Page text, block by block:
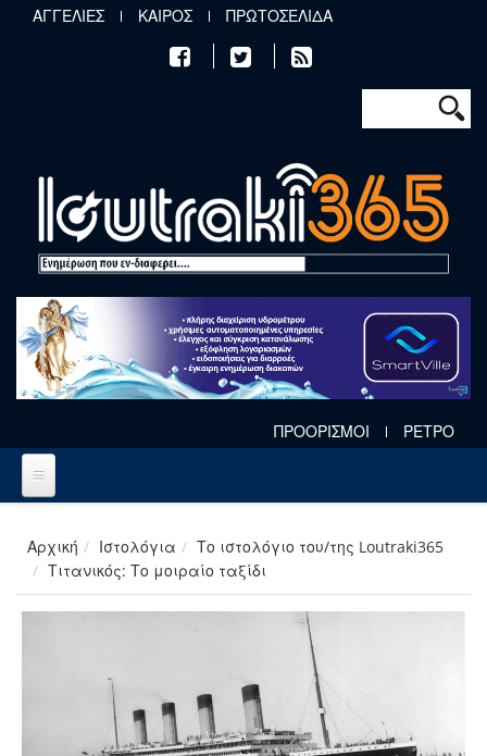
Παράκαμψη προς το κυρίως περιεχόμενο
ΑΓΓΕΛΙΕΣ ΚΑΙΡΟΣ ΠΡΩΤΟΣΕΛΙΔΑ
Φόρμα
Αναζήτηση
ΠΡΟΟΡΙΣΜΟΙ ΡΕΤΡΟ
Αρχική Ιστολόγια
Το ιστολόγιο του/της Loutraki365
Τιτανικός: Το μοιραίο ταξίδι